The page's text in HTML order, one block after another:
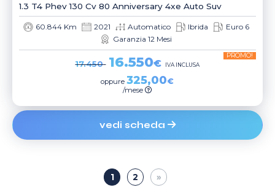
1.3 T4 Phev 130 Cv 80 Anniversary 4xe Auto Suv
60.844 Km 2021 Automatico Ibrida
Euro 6
Garanzia 12 Mesi
17.450 16.550€
PROMO!
IVA INCLUSA
oppure325,00€
/mese
vedi scheda
1 2